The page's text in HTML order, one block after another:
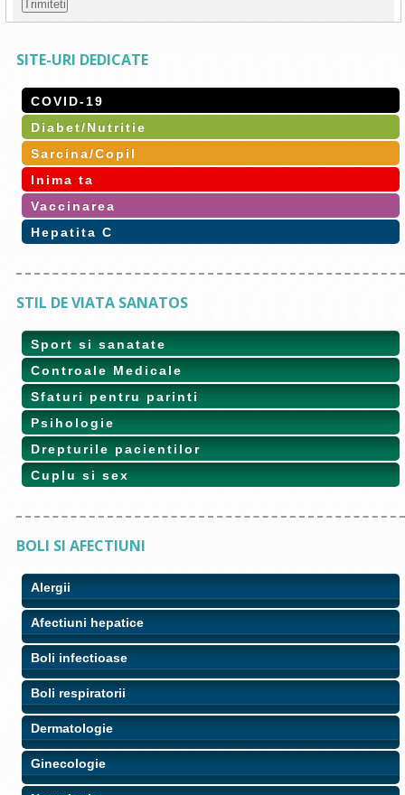
SITE-URI DEDICATE
COVID-19
Diabet/Nutritie
Sarcina/Copil
Inima ta
Vaccinarea
Hepatita C
STIL DE VIATA SANATOS
Sport si sanatate
Controale Medicale
Sfaturi pentru parinti
Psihologie
Drepturile pacientilor
Cuplu si sex
BOLI SI AFECTIUNI
Alergii
Afectiuni hepatice
Boli infectioase
Boli respiratorii
Dermatologie
Ginecologie